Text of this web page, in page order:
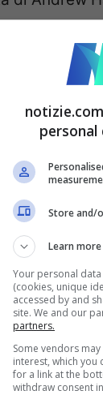
indagare
sulla figura
e alla
che
Store and/
Learn more
Your personal
(cookies, unique
accessed by and
site. We and our
partners.
Some vendors
interest, which
for a link at the
withdraw consent